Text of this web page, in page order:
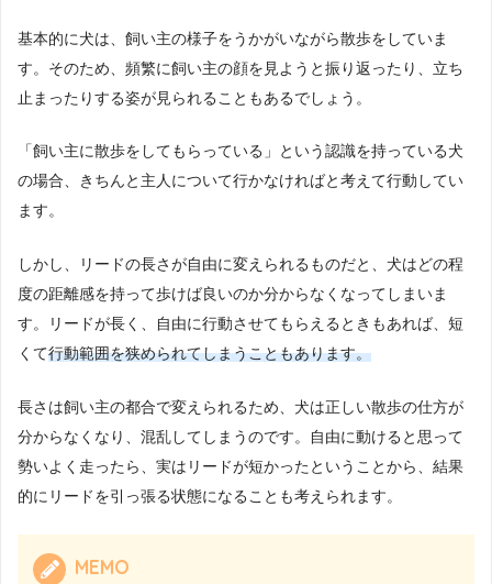
基本的に犬は、飼い主の様子をうかがいながら散歩をしていま
す。そのため、頻繁に飼い主の顔を見ようと振り返ったり、立ち
止まったりする姿が見られることもあるでしょう。
「飼い主に散歩をしてもらっている」という認識を持っている犬
の場合、きちんと主人について行かなければと考えて行動してい
ます。
しかし、リードの長さが自由に変えられるものだと、犬はどの程
度の距離感を持って歩けば良いのか分からなくなってしまいま
す。リードが長く、自由に行動させてもらえるときもあれば、短
くて行動範囲を狭められてしまうこともあります。
長さは飼い主の都合で変えられるため、犬は正しい散歩の仕方が
分からなくなり、混乱してしまうのです。自由に動けると思って
勢いよく走ったら、実はリードが短かったということから、結果
的にリードを引っ張る状態になることも考えられます。
MEMO